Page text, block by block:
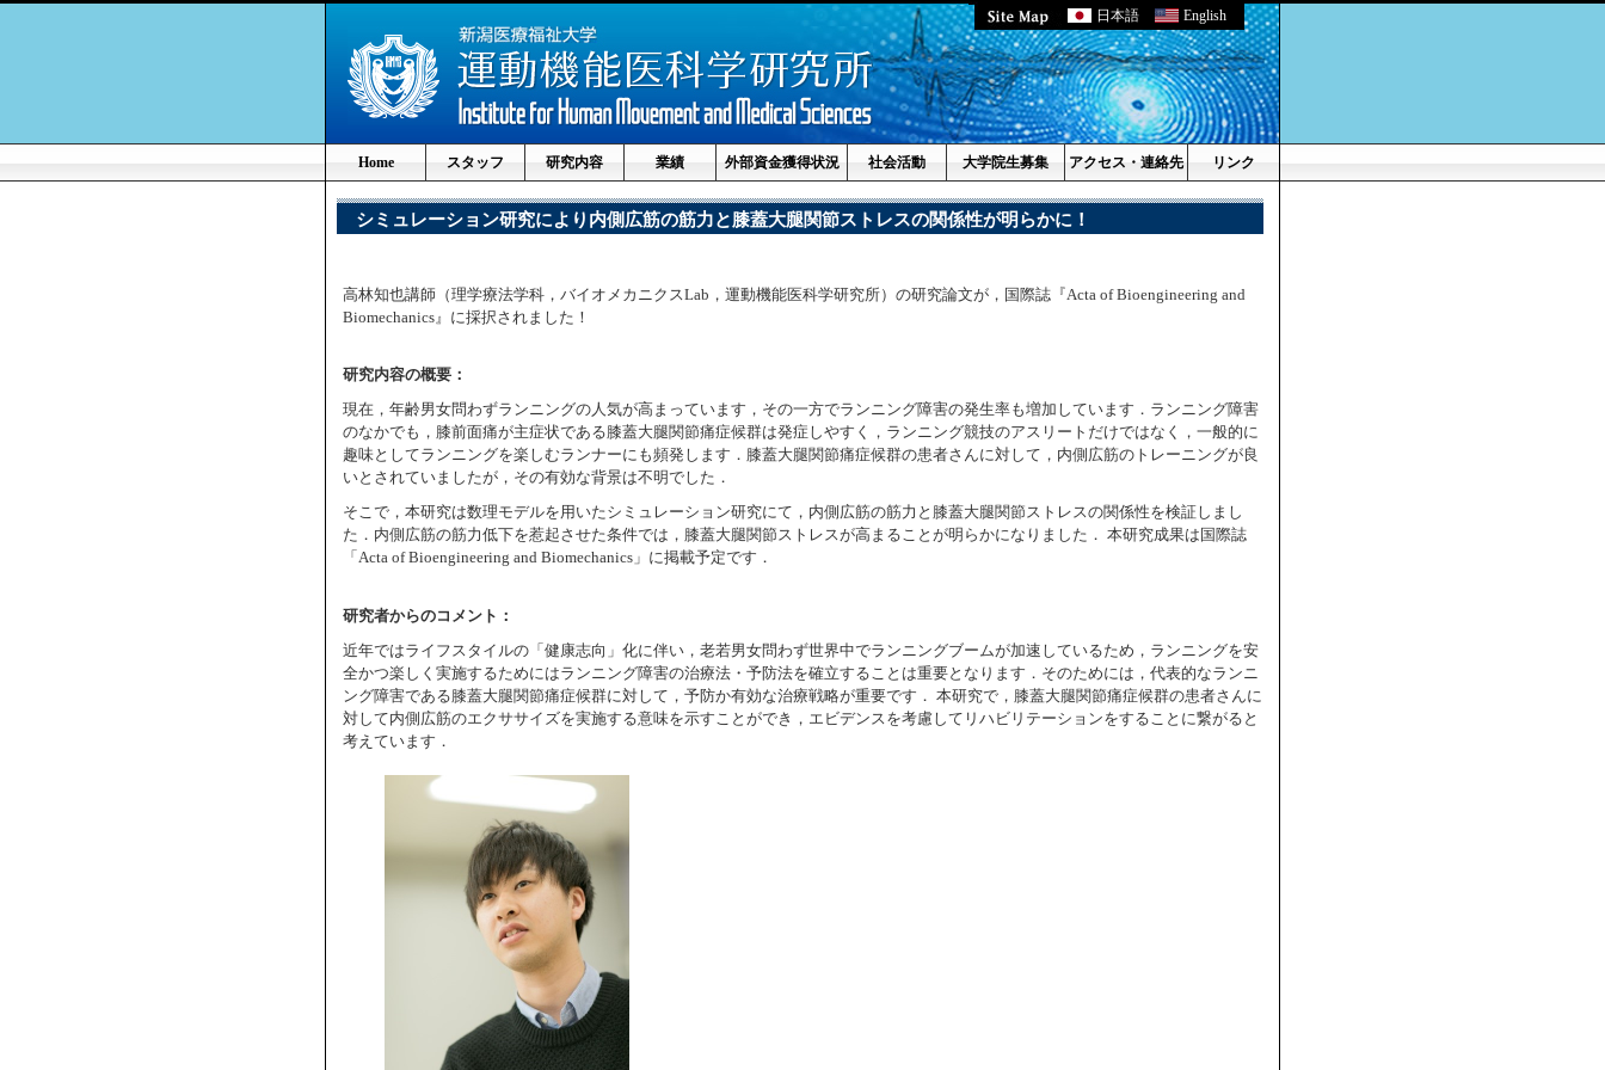
日本語 English
Home スタッフ 研究内容 業績 外部資金獲得状況 社会活動 大学院生募集 アクセス・連絡先 リンク
シミュレーション研究により内側広筋の筋力と膝蓋大腿関節ストレスの関係性が明らかに！
高林知也講師（理学療法学科，バイオメカニクスLab，運動機能医科学研究所）の研究論文が，国際誌『Acta of Bioengineering and
Biomechanics』に採択されました！
研究内容の概要：
現在，年齢男女問わずランニングの人気が高まっています，その一方でランニング障害の発生率も増加しています．ランニング障害
のなかでも，膝前面痛が主症状である膝蓋大腿関節痛症候群は発症しやすく，ランニング競技のアスリートだけではなく，一般的に
趣味としてランニングを楽しむランナーにも頻発します．膝蓋大腿関節痛症候群の患者さんに対して，内側広筋のトレーニングが良
いとされていましたが，その有効な背景は不明でした．
そこで，本研究は数理モデルを用いたシミュレーション研究にて，内側広筋の筋力と膝蓋大腿関節ストレスの関係性を検証しまし
た．内側広筋の筋力低下を惹起させた条件では，膝蓋大腿関節ストレスが高まることが明らかになりました． 本研究成果は国際誌
「Acta of Bioengineering and Biomechanics」に掲載予定です．
研究者からのコメント：
近年ではライフスタイルの「健康志向」化に伴い，老若男女問わず世界中でランニングブームが加速しているため，ランニングを安
全かつ楽しく実施するためにはランニング障害の治療法・予防法を確立することは重要となります．そのためには，代表的なランニ
ング障害である膝蓋大腿関節痛症候群に対して，予防か有効な治療戦略が重要です． 本研究で，膝蓋大腿関節痛症候群の患者さんに
対して内側広筋のエクササイズを実施する意味を示すことができ，エビデンスを考慮してリハビリテーションをすることに繋がると
考えています．